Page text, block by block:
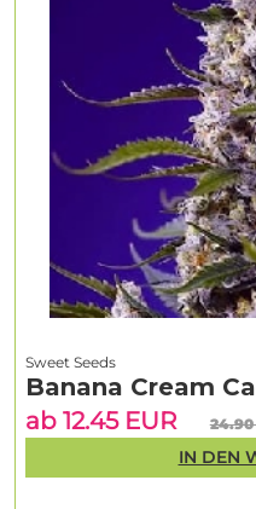
Sweet Seeds
Banana Cream
ab 12.45 EUR
24.90
IN DEN